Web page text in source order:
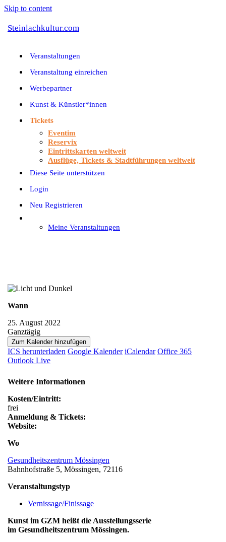
Skip to content
Steinlachkultur.com
Veranstaltungen
Veranstaltung einreichen
Werbepartner
Kunst & Künstler*innen
Tickets
Eventim
Reservix
Eintrittskarten weltweit
Ausflüge, Tickets & Stadtführungen weltweit
Diese Seite unterstützen
Login
Neu Registrieren
Meine Veranstaltungen
Wann
25. August 2022
Ganztägig
Zum Kalender hinzufügen
ICS herunterladen Google Kalender iCalendar Office 365
Outlook Live
Weitere Informationen
Kosten/Eintritt:
frei
Anmeldung & Tickets:
Website:
Wo
Gesundheitszentrum Mössingen
Bahnhofstraße 5, Mössingen, 72116
Veranstaltungstyp
Vernissage/Finissage
Kunst im GZM heißt die Ausstellungsserie
im Gesundheitszentrum Mössingen.